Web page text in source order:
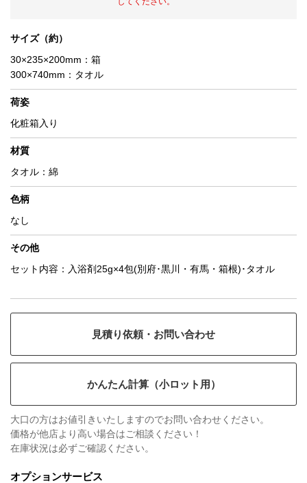
サイズ（約）
30×235×200mm：箱
300×740mm：タオル
荷姿
化粧箱入り
材質
タオル：綿
色柄
なし
その他
セット内容：入浴剤25g×4包(別府･黒川・有馬・箱根)･タオル
見積り依頼・お問い合わせ
かんたん計算（小ロット用）
大口の方はお値引きいたしますのでお問い合わせください。
価格が他店より高い場合はご相談ください！
在庫状況は必ずご確認ください。
オプションサービス